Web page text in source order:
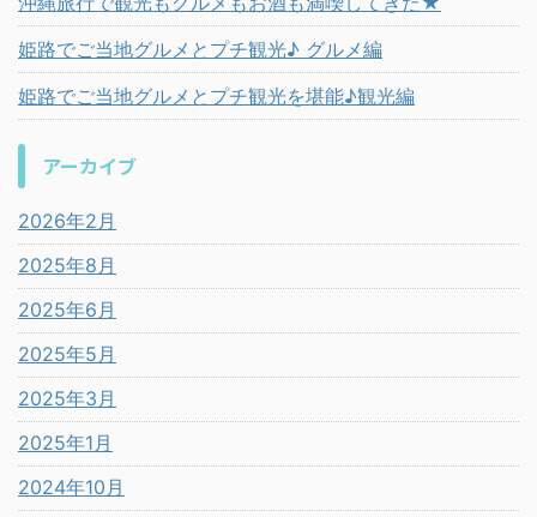
姫路でご当地グルメとプチ観光♪ グルメ編
姫路でご当地グルメとプチ観光を堪能♪観光編
アーカイブ
2026年2月
2025年8月
2025年6月
2025年5月
2025年3月
2025年1月
2024年10月